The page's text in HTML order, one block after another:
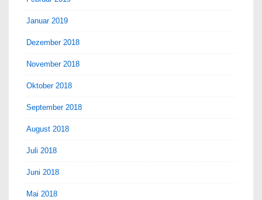
Januar 2019
Dezember 2018
November 2018
Oktober 2018
September 2018
August 2018
Juli 2018
Juni 2018
Mai 2018